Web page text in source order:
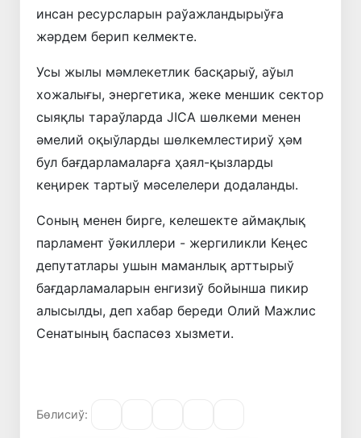
инсан ресурсларын раўажландырыўға
жәрдем берип келмекте.
Усы жылы мәмлекетлик басқарыў, аўыл
хожалығы, энергетика, жеке меншик сектор
сыяқлы тараўларда JICA шөлкеми менен
әмелий оқыўларды шөлкемлестириў ҳәм
бул бағдарламаларға ҳаял-қызларды
кеңирек тартыў мәселелери додаланды.
Соның менен бирге, келешекте аймақлық
парламент ўәкиллери - жергиликли Кеңес
депутатлары ушын маманлық арттырыў
бағдарламаларын енгизиў бойынша пикир
алысылды, деп хабар береди Олий Мажлис
Сенатының баспасөз хызмети.
Бөлисиў: